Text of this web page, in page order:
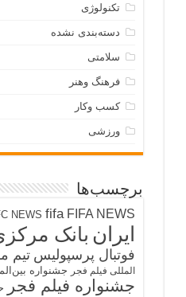
تکنولوژی
دسته‌بندی نشده
سلامتی
فرهنگ وهنر
کسب وکار
ورزشی
برچسب‌ها
NEWS fifa FIFA NEWS
ایران بانک
فوتبال پرسپولیس تیم
المللی فیلم فجر جشنواره
جشنواره فیلم فجر